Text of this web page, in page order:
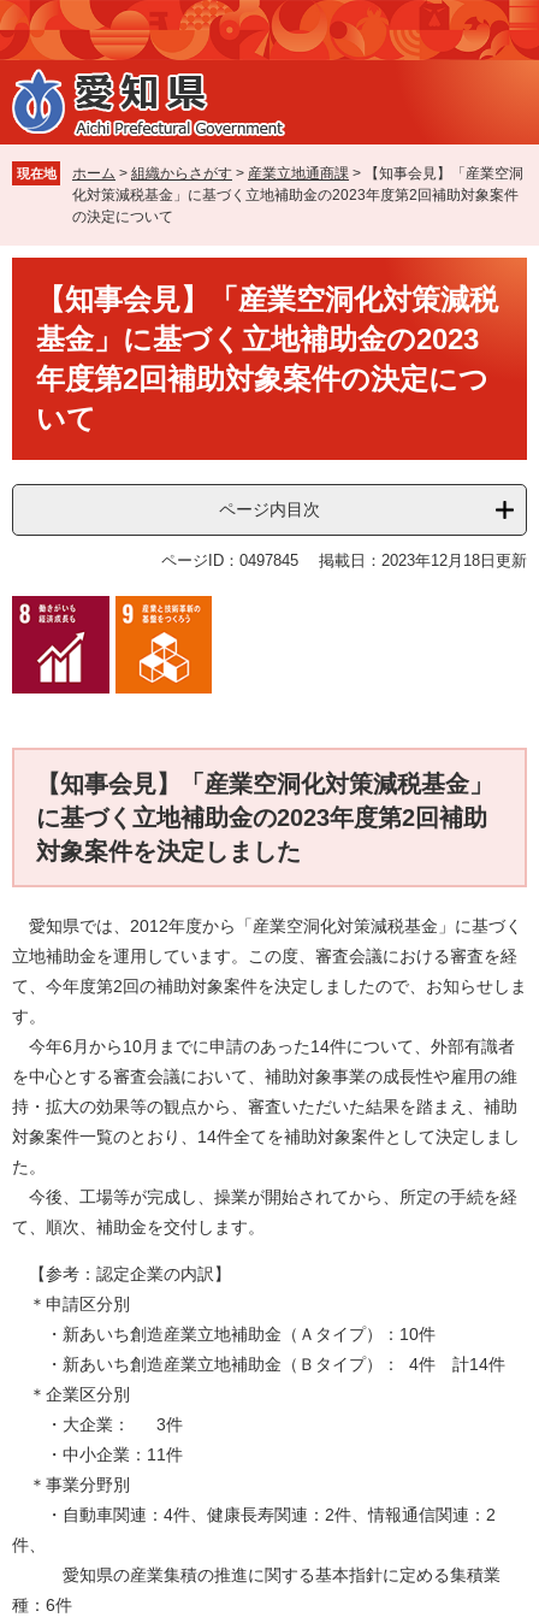
ペ
ー
ジ
の
先
で
す
メ
ニ
ュ
ー
を
ば
し
現在地 ホーム > 組織からさがす > 産業立地通商課 >
【知事会見】「産業空洞
化対策減税基金」に基づく立地補助金の2023年度第2回補助対象案件
の決定について
【知事会見】「産業空洞化対策減税
基金」に基づく立地補助金の2023
年度第2回補助対象案件の決定につ
いて
ページ内目次
ページID：0497845 掲載日：2023年12月18日更新
【知事会見】「産業空洞化対策減税基金」
に基づく立地補助金の2023年度第2回補助
対象案件を決定しました
愛知県では、2012年度から「産業空洞化対策減税基金」に基づく
立地補助金を運用しています。この度、審査会議における審査を経
て、今年度第2回の補助対象案件を決定しましたので、お知らせしま
す。
今年6月から10月までに申請のあった14件について、外部有識者
を中心とする審査会議において、補助対象事業の成長性や雇用の維
持・拡大の効果等の観点から、審査いただいた結果を踏まえ、補助
対象案件一覧のとおり、14件全てを補助対象案件として決定しまし
た。
今後、工場等が完成し、操業が開始されてから、所定の手続を経
て、順次、補助金を交付します。
【参考：認定企業の内訳】
＊申請区分別
・新あいち創造産業立地補助金（Ａタイプ）：10件
・新あいち創造産業立地補助金（Ｂタイプ）： 4件 計14件
＊企業区分別
・大企業： 3件
・中小企業：11件
＊事業分野別
・自動車関連：4件、健康長寿関連：2件、情報通信関連：2
件、
愛知県の産業集積の推進に関する基本指針に定める集積業
種：6件